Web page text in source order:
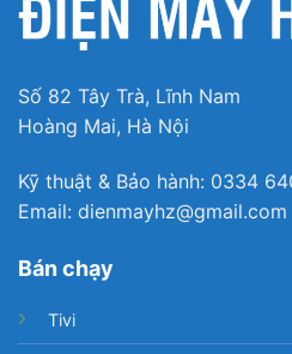
– Tính năng AirPlay 2
thoại lên màn hình tivi để
người tiện lợi.
Số 82 Tây Trà, Lĩnh Nam
Hoàng Mai, Hà Nội
Kỹ thuật & Bảo hành: 0334
Email: dienmayhz@gmail.com
Bán chạy
Tivi